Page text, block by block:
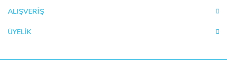
ALIŞVERİŞ
ÜYELİK